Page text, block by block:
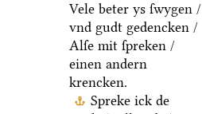
Vele beter ys ſwygen /
vnd gudt gedencken /
Alſe mit ſpreken /
einen andern
krencken.
Spreke ick de